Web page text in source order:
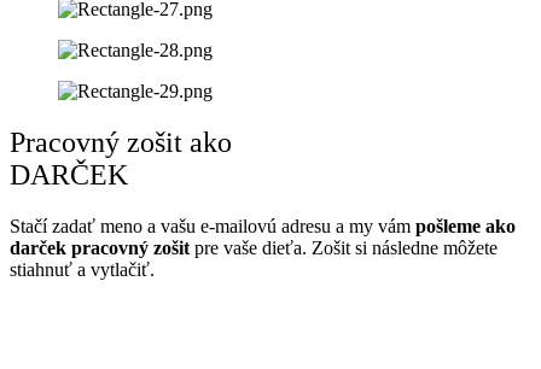
Pracovný zošit ako
DARČEK
Stačí zadať meno a vašu e-mailovú adresu a my vám pošleme ako
darček pracovný zošit pre vaše dieťa. Zošit si následne môžete
stiahnuť a vytlačiť.